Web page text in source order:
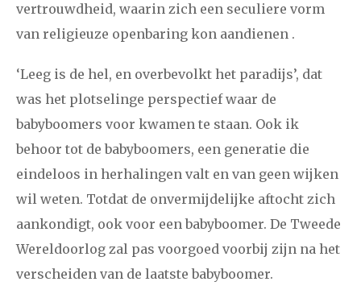
vertrouwdheid, waarin zich een seculiere vorm
van religieuze openbaring kon aandienen .
‘Leeg is de hel, en overbevolkt het paradijs’, dat
was het plotselinge perspectief waar de
babyboomers voor kwamen te staan. Ook ik
behoor tot de babyboomers, een generatie die
eindeloos in herhalingen valt en van geen wijken
wil weten. Totdat de onvermijdelijke aftocht zich
aankondigt, ook voor een babyboomer. De Tweede
Wereldoorlog zal pas voorgoed voorbij zijn na het
verscheiden van de laatste babyboomer.